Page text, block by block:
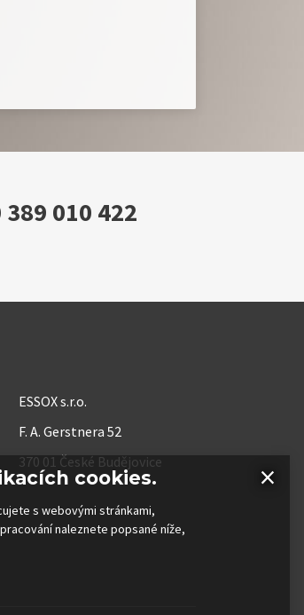
389 010 422
ESSOX s.r.o.
F. A. Gerstnera 52
370 01 České Budějovice
×
cookies.
s webovými stránkami,
naleznete popsané níže,